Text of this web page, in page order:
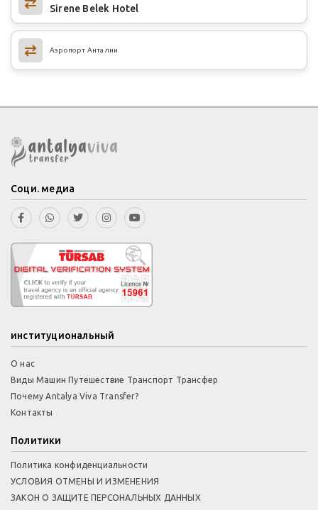
Sirene Belek Hotel
Аэропорт Анталии
Соци. медиа
институциональный
О нас
Виды Машин Путешествие Транспорт Трансфер
Почему Antalya Viva Transfer?
Контакты
Политики
Политика конфиденциальности
УСЛОВИЯ ОТМЕНЫ И ИЗМЕНЕНИЯ
ЗАКОН О ЗАЩИТЕ ПЕРСОНАЛЬНЫХ ДАННЫХ